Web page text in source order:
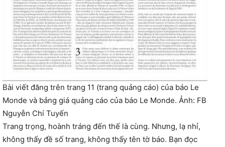
Bài viết đăng trên trang 11 (trang quảng cáo) của báo Le
Monde và bảng giá quảng cáo của báo Le Monde. Ảnh: FB
Nguyễn Chí Tuyến
Trang trọng, hoành tráng đến thế là cùng. Nhưng, lạ nhỉ,
không thấy đề số trang, không thấy tên tờ báo. Bạn đọc